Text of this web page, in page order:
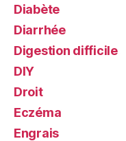
Diabète
Diarrhée
Digestion difficile
DIY
Droit
Eczéma
Engrais